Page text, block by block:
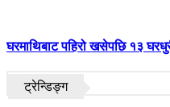
घरमाथिबाट पहिरो खसेपछि १३
ट्रेन्डिङ्ग